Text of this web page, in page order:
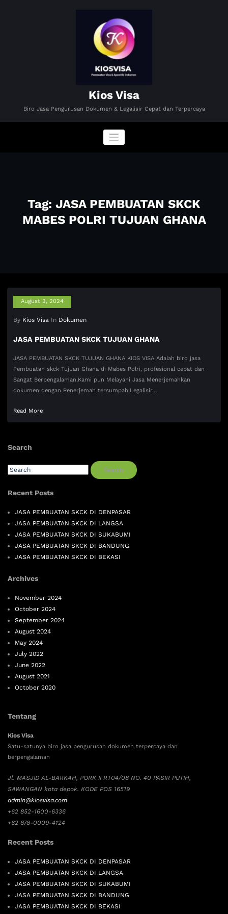
Kios Visa
Biro Jasa Pengurusan Dokumen & Legalisir Cepat dan Terpercaya
Tag: JASA PEMBUATAN SKCK
MABES POLRI TUJUAN GHANA
August 3, 2024
By Kios Visa In Dokumen
JASA PEMBUATAN SKCK TUJUAN GHANA
JASA PEMBUATAN SKCK TUJUAN GHANA KIOS VISA Adalah biro jasa
Pembuatan skck Tujuan Ghana di Mabes Polri, profesional cepat dan
Sangat Berpengalaman,Kami pun Melayani Jasa Menerjemahkan
dokumen dengan Penerjemah tersumpah,Legalisir…
Read More
Search
Search
Recent Posts
JASA PEMBUATAN SKCK DI DENPASAR
JASA PEMBUATAN SKCK DI LANGSA
JASA PEMBUATAN SKCK DI SUKABUMI
JASA PEMBUATAN SKCK DI BANDUNG
JASA PEMBUATAN SKCK DI BEKASI
Archives
November 2024
October 2024
September 2024
August 2024
May 2024
July 2022
June 2022
August 2021
October 2020
Tentang
Kios Visa
Satu-satunya biro jasa pengurusan dokumen terpercaya dan
berpengalaman
Jl. MASJID AL-BARKAH, PORK II RT04/08 NO. 40 PASIR PUTIH,
SAWANGAN kota depok. KODE POS 16519
admin@kiosvisa.com
+62 852-1600-6336
+62 878-0009-4124
Recent Posts
JASA PEMBUATAN SKCK DI DENPASAR
JASA PEMBUATAN SKCK DI LANGSA
JASA PEMBUATAN SKCK DI SUKABUMI
JASA PEMBUATAN SKCK DI BANDUNG
JASA PEMBUATAN SKCK DI BEKASI